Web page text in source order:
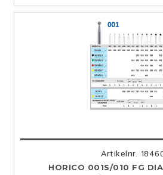
Artikelnr.
HORICO 001S/010 FG